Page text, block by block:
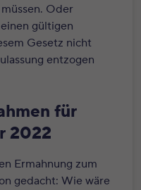
Oder
gültigen
Gesetz nicht
entzogen
für
2022
Ermahnung zum
gedacht: Wie wäre